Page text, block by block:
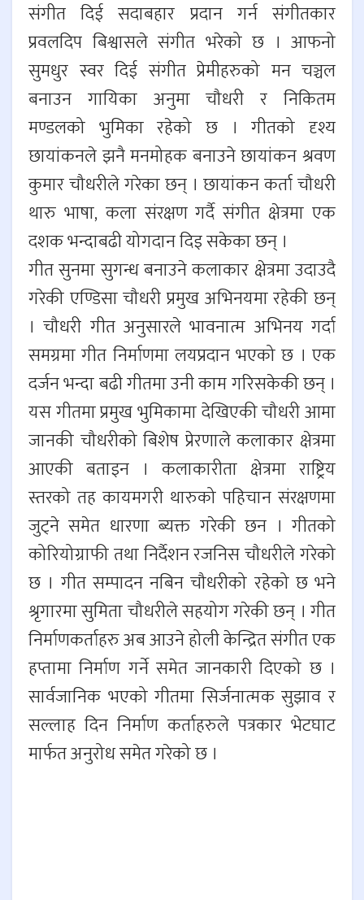
संगीत दिई सदाबहार प्रदान गर्न संगीतकार
प्रवलदिप बिश्वासले संगीत भरेको छ । आफनो
सुमधुर स्वर दिई संगीत प्रेमीहरुको मन चञ्चल
बनाउन गायिका अनुमा चौधरी र निकितम
मण्डलको भुमिका रहेको छ । गीतको दृश्य
छायांकनले झनै मनमोहक बनाउने छायांकन श्रवण
कुमार चौधरीले गरेका छन् । छायांकन कर्ता चौधरी
थारु भाषा, कला संरक्षण गर्दै संगीत क्षेत्रमा एक
दशक भन्दाबढी योगदान दिइ सकेका छन् ।
गीत सुनमा सुगन्ध बनाउने कलाकार क्षेत्रमा उदाउदै
गरेकी एण्डिसा चौधरी प्रमुख अभिनयमा रहेकी छन्
। चौधरी गीत अनुसारले भावनात्म अभिनय गर्दा
समग्रमा गीत निर्माणमा लयप्रदान भएको छ । एक
दर्जन भन्दा बढी गीतमा उनी काम गरिसकेकी छन् ।
यस गीतमा प्रमुख भुमिकामा देखिएकी चौधरी आमा
जानकी चौधरीको बिशेष प्रेरणाले कलाकार क्षेत्रमा
आएकी बताइन । कलाकारीता क्षेत्रमा राष्ट्रिय
स्तरको तह कायमगरी थारुको पहिचान संरक्षणमा
जुट्ने समेत धारणा ब्यक्त गरेकी छन । गीतको
कोरियोग्राफी तथा निर्दैशन रजनिस चौधरीले गरेको
छ । गीत सम्पादन नबिन चौधरीको रहेको छ भने
श्रृगारमा सुमिता चौधरीले सहयोग गरेकी छन् । गीत
निर्माणकर्ताहरु अब आउने होली केन्द्रित संगीत एक
हप्तामा निर्माण गर्ने समेत जानकारी दिएको छ ।
सार्वजानिक भएको गीतमा सिर्जनात्मक सुझाव र
सल्लाह दिन निर्माण कर्ताहरुले पत्रकार भेटघाट
मार्फत अनुरोध समेत गरेको छ ।